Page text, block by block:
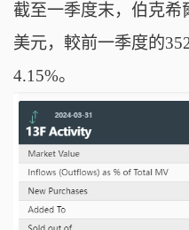
截至一季度末，伯克希
美元，較前一季度的
4.15%。